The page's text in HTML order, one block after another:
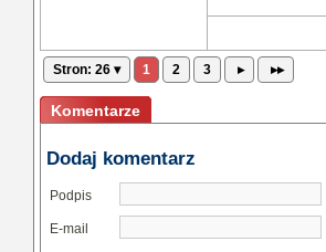
Stron: 26 ▾ 1 2 3 ▸ ▸▸
Komentarze
Dodaj komentarz
Podpis
E-mail